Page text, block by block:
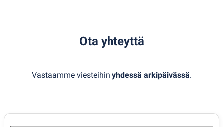
Ota yhteyttä
Vastaamme viesteihin yhdessä arkipäivässä.